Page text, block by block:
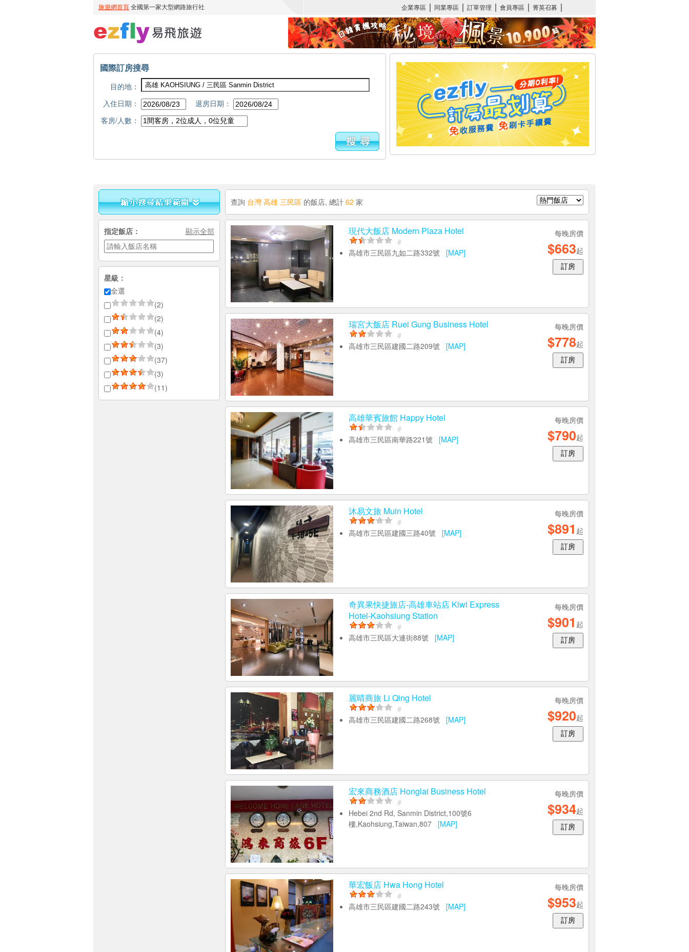
國際訂房搜尋
目的地：
入住日期：
退房日期：
客房/人數：
指定飯店： 顯示全部
星級：
全選
(2)
(2)
(4)
(3)
(37)
(3)
(11)
查詢 台灣 高雄 三民區 的飯店, 總計 62 家
每晚房價
$663起
訂房
現代大飯店 Modern Plaza Hotel
#
高雄市三民區九如二路332號 [MAP]
每晚房價
$778起
訂房
瑞宮大飯店 Ruei Gung Business Hotel
#
高雄市三民區建國二路209號 [MAP]
每晚房價
$790起
訂房
高雄華賓旅館 Happy Hotel
#
高雄市三民區南華路221號 [MAP]
每晚房價
$891 起
訂房
沐易文旅 Muin Hotel
#
高雄市三民區建國三路40號 [MAP]
每晚房價
$901 起
訂房
奇異果快捷旅店-高雄車站店 Kiwi Express
Hotel-Kaohsiung Station
#
高雄市三民區大連街88號 [MAP]
每晚房價
$920起
訂房
麗晴商旅 Li Qing Hotel
#
高雄市三民區建國二路268號 [MAP]
每晚房價
$934起
訂房
宏來商務酒店 Honglai Business Hotel
#
Hebei 2nd Rd, Sanmin District,100號6
樓,Kaohsiung,Taiwan,807 [MAP]
每晚房價
$953起
訂房
華宏飯店 Hwa Hong Hotel
#
高雄市三民區建國二路243號 [MAP]